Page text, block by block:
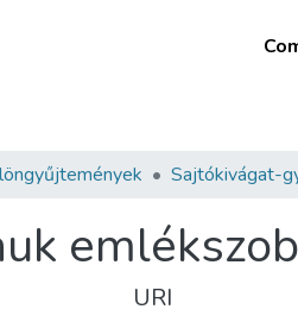
Sajtókivágat-
URI